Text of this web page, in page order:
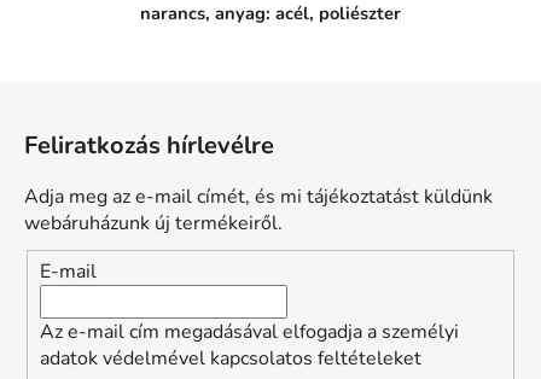
narancs, anyag: acél, poliészter
Feliratkozás hírlevélre
Adja meg az e-mail címét, és mi tájékoztatást küldünk
webáruházunk új termékeiről.
E-mail
Az e-mail cím megadásával elfogadja a személyi
adatok védelmével kapcsolatos feltételeket